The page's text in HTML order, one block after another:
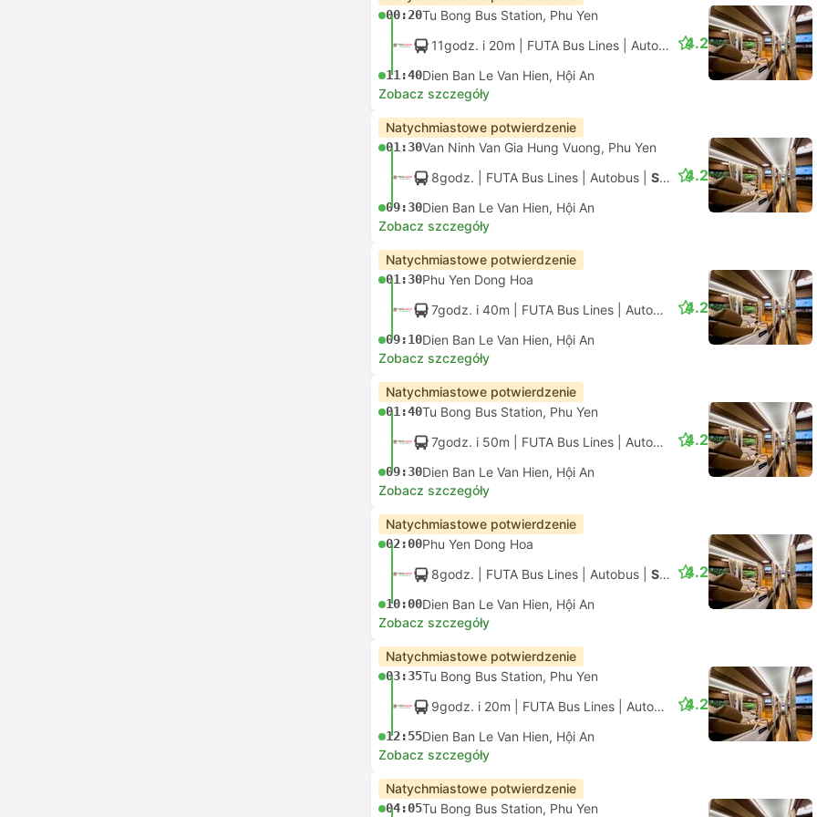
00:20Tu Bong Bus Station, Phu Yen
11godz. i 20m | FUTA Bus Lines Autobus |Standard z
11:40Dien Ban Le Van Hien, Hội An
4.2
Zobacz szczegóły
Natychmiastowe potwierdzenie
01:30Van Ninh Van Gia Hung Vuong, Phu Yen
8godz. | FUTA Bus Lines Autobus Standard z klimatyzacją
09:30Dien Ban Le Van Hien, Hội An
4.2
Zobacz szczegóły
Natychmiastowe potwierdzenie
01:30Phu Yen Dong Hoa
7godz. i 40m | FUTA Bus Lines Autobus |Standard z
09:10Dien Ban Le Van Hien, Hội An
4.2
Zobacz szczegóły
Natychmiastowe potwierdzenie
01:40Tu Bong Bus Station, Phu Yen
7godz. i 50m | FUTA Bus Lines Autobus |Standard z
09:30Dien Ban Le Van Hien, Hội An
4.2
Zobacz szczegóły
Natychmiastowe potwierdzenie
02:00Phu Yen Dong Hoa
8godz. | FUTA Bus Lines Autobus Standard z klimatyzacją
10:00Dien Ban Le Van Hien, Hội An
4.2
Zobacz szczegóły
Natychmiastowe potwierdzenie
03:35Tu Bong Bus Station, Phu Yen
9godz. i 20m | FUTA Bus Lines Autobus |Standard z
12:55Dien Ban Le Van Hien, Hội An
4.2
Zobacz szczegóły
Natychmiastowe potwierdzenie
04:05Tu Bong Bus Station, Phu Yen